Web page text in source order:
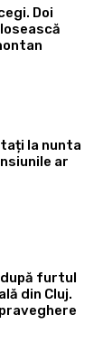
Doi
la nunta
ar
furtul
din Cluj.